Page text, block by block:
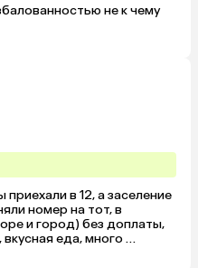
перегружен. Самые
не к чему
в 12, а заселение
номер на тот, в
и город) без доплаты,
еда, много